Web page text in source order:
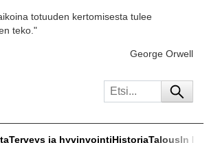
totuuden kertomisesta tulee
teko."
George Orwell
Terveys ja hyvinvointiHistoriaTalousIn